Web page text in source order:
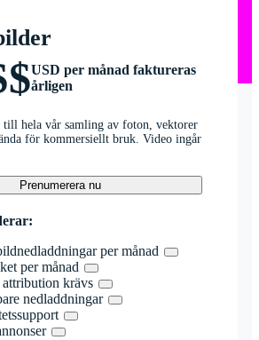
USD per månad faktureras
årligen
till hela vår samling av foton, vektorer
för kommersiellt bruk. Video ingår
Prenumerera nu
per månad
per månad
krävs
nedladdningar